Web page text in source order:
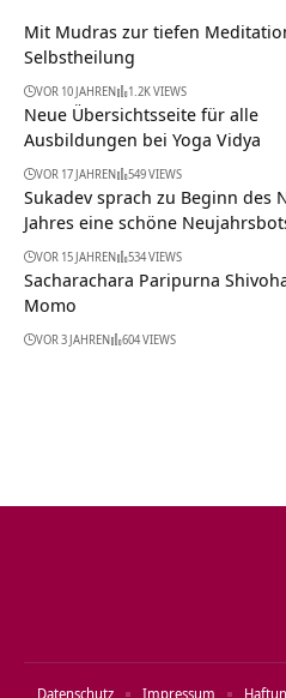
Mit Mudras zur tiefen
Selbstheilung
VOR 10 JAHREN 1.2K VIEWS
Neue Übersichtsseite für alle
Ausbildungen bei Yoga Vidya
VOR 17 JAHREN 549 VIEWS
Sukadev sprach zu Beginn des
Jahres eine schöne
VOR 15 JAHREN 534 VIEWS
Sacharachara Paripurna
Momo
VOR 3 JAHREN 604 VIEWS
Datenschutz Impressum